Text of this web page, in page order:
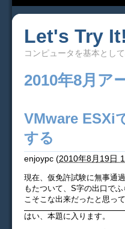
Let's Try It!
コンピュータを基本とし
2010年8月ア
VMware ESXi
する
enjoypc (2010年8月19日
現在、仮免許試験に無事通
もたついて、S字の出口で
こそこな出来だったと思って
はい、本題に入ります。